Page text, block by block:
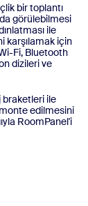
bir toplantı
görülebilmesi
ile
karşılamak için
Fi, Bluetooth
dizileri ve
braketleri ile
edilmesini
RoomPanel'i